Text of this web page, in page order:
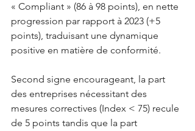
« Compliant » (86 à 98 points), en nette
progression par rapport à 2023 (+5
points), traduisant une dynamique
positive en matière de conformité.
Second signe encourageant, la part
des entreprises nécessitant des
mesures correctives (Index < 75) recule
de 5 points tandis que la part